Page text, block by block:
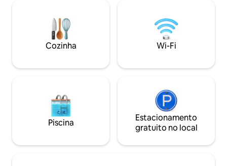
(música, informações meteorológicas,
etc.), o ar condicionado e as TVs por voz.
O apartamento é sem contato - Keypad,
está localizado no centro da cidade de
quartos
privado gratuito
Altamente
quarto,
Cozinha Wi-Fi
Piscina
Estacionamento
gratuito no local